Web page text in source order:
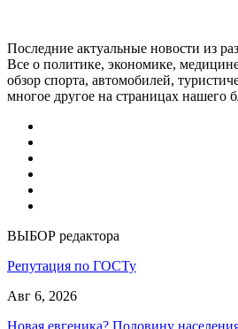
Последние актуальные новости из
Все о политике, экономике,
обзор спорта, автомобилей,
многое другое на страницах нашего
ВЫБОР редактора
Репутация по ГОСТу
Авг 6, 2026